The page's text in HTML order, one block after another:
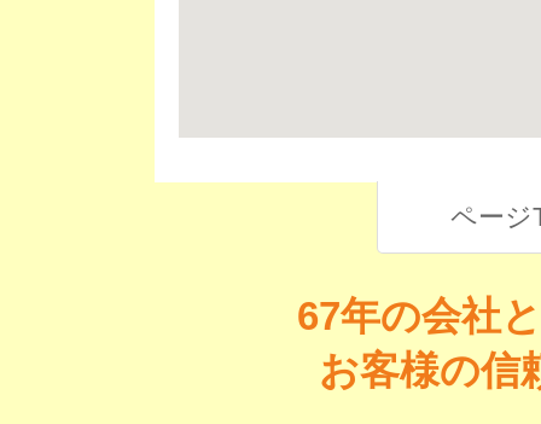
ページ
67年の会社
お客様の信